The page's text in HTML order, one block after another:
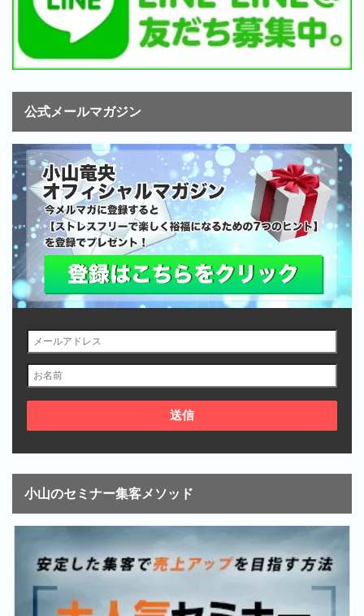
公式メールマガジン
小山のセミナー集客メソッド